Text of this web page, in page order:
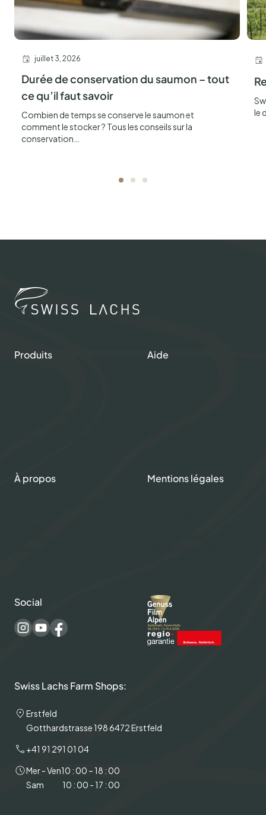
juillet 3, 2026
Durée de conservation du saumon – tout
ce qu’il faut savoir
Combien de temps se conserve le saumon et
comment le stocker ? Tous les conseils sur la
conservation…
le
Produits Aide
À propos Mentions légales
Social
Swiss Lachs Farm Shops:
Erstfeld
Gotthardstrasse 198 6472 Erstfeld
+41 91 291 01 04
Mer - Ven10 : 00 – 18 : 00
Sam
10 : 00 - 17 : 00